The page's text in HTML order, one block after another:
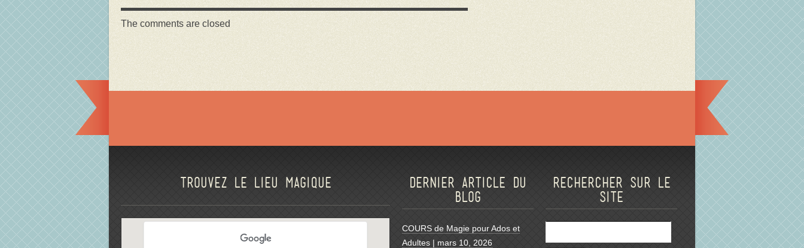
The comments are closed
Trouvez le lieu magique
Dernier article du
blog
COURS de Magie pour Ados et
Adultes | mars 10, 2026
Rechercher sur le
site